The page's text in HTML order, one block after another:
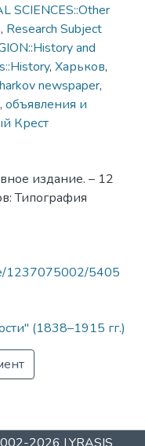
SCIENCES::Other
, Research Subject
and
, Харьков,
newspaper,
, объявления и
Крест
издание. – 12
Типография
1237075002/5405
(1838–1915 гг.)